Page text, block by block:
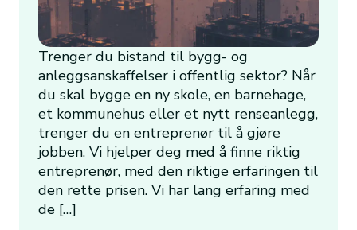
Trenger du bistand til bygg- og
anleggsanskaffelser i offentlig sektor? Når
du skal bygge en ny skole, en barnehage,
et kommunehus eller et nytt renseanlegg,
trenger du en entreprenør til å gjøre
jobben. Vi hjelper deg med å finne riktig
entreprenør, med den riktige erfaringen til
den rette prisen. Vi har lang erfaring med
de […]